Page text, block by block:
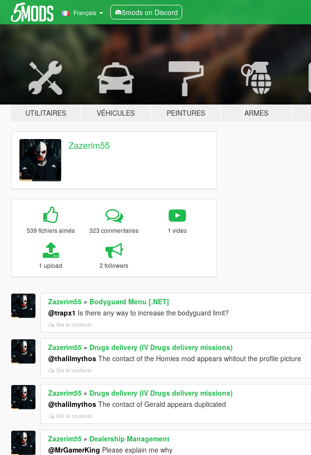
Français 5mods on Discord
UTILITAIRES VÉHICULES PEINTURES ARMES
Zazerim55
539 fichiers aimés 323 commentaires 1 vidéo
1 upload 2 followers
Zazerim55» Bodyguard Menu [.NET]
@trapx1 Is there any way to increase the bodyguard limit?
Voir le contexte
Zazerim55» Drugs delivery (IV Drugs delivery missions)
@thalilmythosThe contact of the Homies mod appears whitout the profile picture
Voir le contexte
Zazerim55» Drugs delivery (IV Drugs delivery missions)
@thalilmythosThe contact of Gerald appears duplicated
Voir le contexte
Zazerim55» Dealership Management
@MrGamerKing Please explain me why